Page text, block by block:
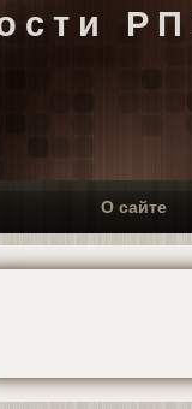
О сайте